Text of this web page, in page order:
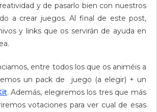
y de pasarlo bien con nuestros
a crear juegos. Al final de este post,
y links que os servirán de ayuda en
entre todos los que os animéis a
un pack de juego (a elegir) + un
. Además, elegiremos los tres que más
votaciones para ver cual de esas